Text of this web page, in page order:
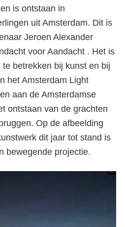
is ontstaan in
uit Amsterdam. Dit is
Jeroen Alexander
voor Aandacht . Het is
betrekken bij kunst en bij
het Amsterdam Light
aan de Amsterdamse
ontstaan van de grachten
Op de afbeelding
dit jaar tot stand is
bewegende projectie.